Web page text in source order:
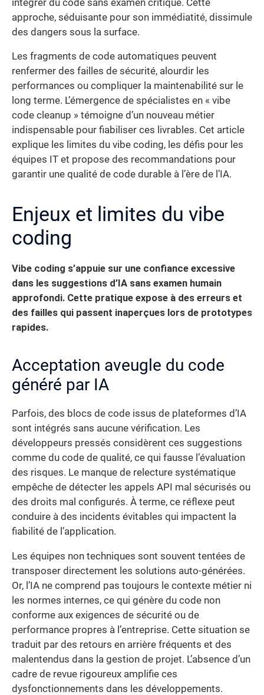
intégrer du code sans examen critique. Cette
approche, séduisante pour son immédiatité, dissimule
des dangers sous la surface.
Les fragments de code automatiques peuvent
renfermer des failles de sécurité, alourdir les
performances ou compliquer la maintenabilité sur le
long terme. L’émergence de spécialistes en « vibe
code cleanup » témoigne d’un nouveau métier
indispensable pour fiabiliser ces livrables. Cet article
explique les limites du vibe coding, les défis pour les
équipes IT et propose des recommandations pour
garantir une qualité de code durable à l’ère de l’IA.
Enjeux et limites du vibe
coding
Vibe coding s’appuie sur une confiance excessive
dans les suggestions d’IA sans examen humain
approfondi. Cette pratique expose à des erreurs et
des failles qui passent inaperçues lors de prototypes
rapides.
Acceptation aveugle du code
généré par IA
Parfois, des blocs de code issus de plateformes d’IA
sont intégrés sans aucune vérification. Les
développeurs pressés considèrent ces suggestions
comme du code de qualité, ce qui fausse l’évaluation
des risques. Le manque de relecture systématique
empêche de détecter les appels API mal sécurisés ou
des droits mal configurés. À terme, ce réflexe peut
conduire à des incidents évitables qui impactent la
fiabilité de l’application.
Les équipes non techniques sont souvent tentées de
transposer directement les solutions auto-générées.
Or, l’IA ne comprend pas toujours le contexte métier ni
les normes internes, ce qui génère du code non
conforme aux exigences de sécurité ou de
performance propres à l’entreprise. Cette situation se
traduit par des retours en arrière fréquents et des
malentendus dans la gestion de projet. L’absence d’un
cadre de revue rigoureux amplifie ces
dysfonctionnements dans les développements.